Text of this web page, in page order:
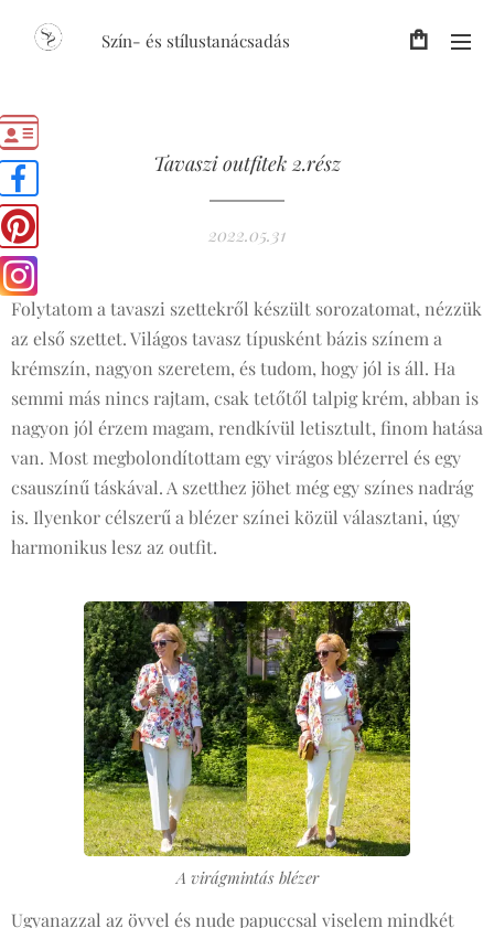
Szín- és stílustanácsadás
Tavaszi outfitek 2.rész
2022.05.31
Folytatom a tavaszi szettekről készült sorozatomat, nézzük
az első szettet. Világos tavasz típusként bázis színem a
krémszín, nagyon szeretem, és tudom, hogy jól is áll. Ha
semmi más nincs rajtam, csak tetőtől talpig krém, abban is
nagyon jól érzem magam, rendkívül letisztult, finom hatása
van. Most megbolondítottam egy virágos blézerrel és egy
csauszínű táskával. A szetthez jöhet még egy színes nadrág
is. Ilyenkor célszerű a blézer színei közül választani, úgy
harmonikus lesz az outfit.
A virágmintás blézer
Ugyanazzal az övvel és nude papuccsal viselem mindkét